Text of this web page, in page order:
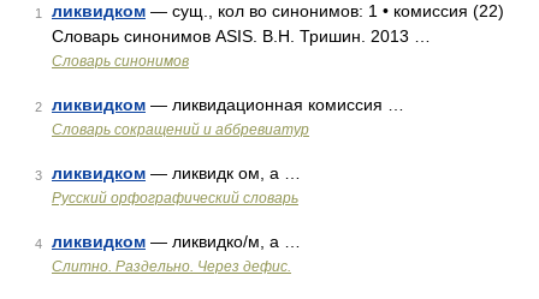
1 ликвидком — сущ., кол во синонимов: 1 • комиссия (22)
Словарь синонимов ASIS. В.Н. Тришин. 2013 …
Словарь синонимов
2 ликвидком — ликвидационная комиссия …
Словарь сокращений и аббревиатур
3 ликвидком — ликвидк ом, а …
Русский орфографический словарь
4 ликвидком — ликвидко/м, а …
Слитно. Раздельно. Через дефис.